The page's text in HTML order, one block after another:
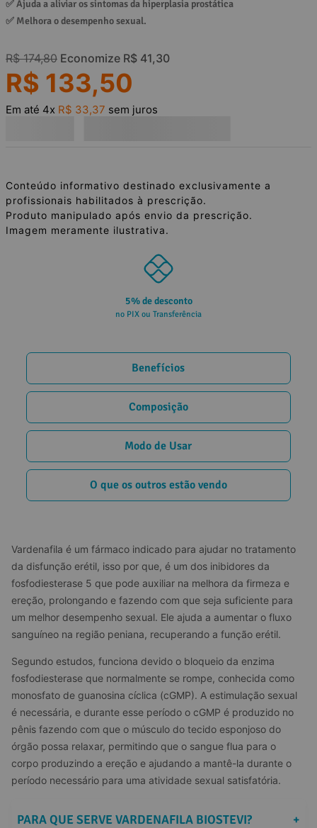
✅ Ajuda a aliviar os sintomas da hiperplasia prostática
✅ Melhora o desempenho sexual.
R$ 174,80 Economize R$ 41,30
R$ 133,50
Em até 4x R$ 33,37 sem juros
Conteúdo informativo destinado exclusivamente a
profissionais habilitados à prescrição.
Produto manipulado após envio da prescrição.
Imagem meramente ilustrativa.
5% de desconto
no PIX ou Transferência
Benefícios
Composição
Modo de Usar
O que os outros estão vendo
Vardenafila é um fármaco indicado para ajudar no tratamento
da disfunção erétil, isso por que, é um dos inibidores da
fosfodiesterase 5 que pode auxiliar na melhora da firmeza e
ereção, prolongando e fazendo com que seja suficiente para
um melhor desempenho sexual. Ele ajuda a aumentar o fluxo
sanguíneo na região peniana, recuperando a função erétil.
Segundo estudos, funciona devido o bloqueio da enzima
fosfodiesterase que normalmente se rompe, conhecida como
monosfato de guanosina cíclica (cGMP). A estimulação sexual
é necessária, e durante esse período o cGMP é produzido no
pênis fazendo com que o músculo do tecido esponjoso do
órgão possa relaxar, permitindo que o sangue flua para o
corpo produzindo a ereção e ajudando a mantê-la durante o
período necessário para uma atividade sexual satisfatória.
PARA QUE SERVE VARDENAFILA BIOSTEVI? +